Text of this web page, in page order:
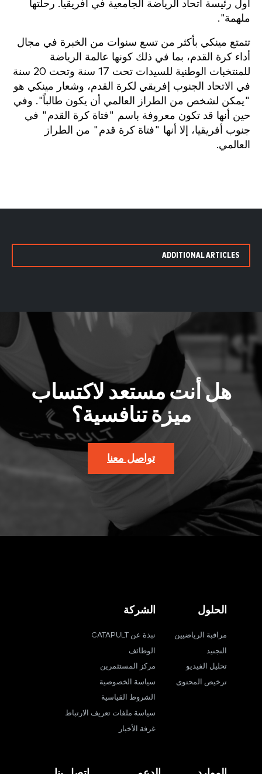
أول رئيسة اتحاد الرياضة الجامعية في أفريقيا. رحلتها
ملهمة".
تتمتع مينكي بأكثر من تسع سنوات من الخبرة في مجال
أداء كرة القدم، بما في ذلك كونها عالمة الرياضة
للمنتخبات الوطنية للسيدات تحت 17 سنة وتحت 20 سنة
في الاتحاد الجنوب إفريقي لكرة القدم، وشعار مينكي هو
"يمكن لشخص من الطراز العالمي أن يكون طالباً". وفي
حين أنها قد تكون معروفة باسم "فتاة كرة القدم" في
جنوب أفريقيا، إلا أنها "فتاة كرة قدم" من الطراز
العالمي.
ADDITIONAL ARTICLES
هل أنت مستعد لاكتساب
ميزة تنافسية؟
تواصل معنا
الحلول
مراقبة الرياضيين
التجنيد
تحليل الفيديو
ترخيص المحتوى
الشركة
نبذة عن CATAPULT
الوظائف
مركز المستثمرين
سياسة الخصوصية
الشروط القياسية
سياسة ملفات تعريف الارتباط
غرفة الأخبار